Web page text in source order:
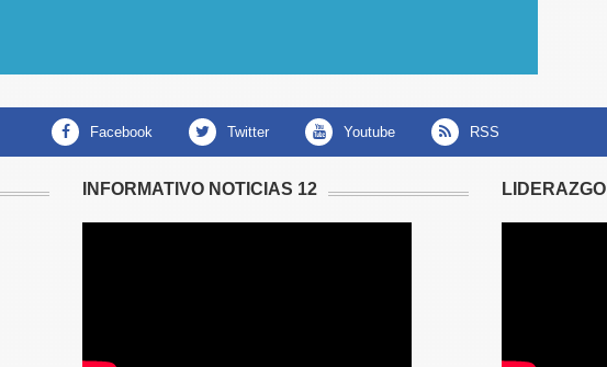
facebook twitter youtube RSS
INFORMATIVO NOTICIAS 12